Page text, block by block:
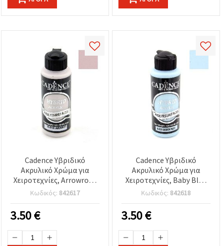
Cadence Υβριδικό
Ακρυλικό Χρώμα για
Χειροτεχνίες, Arrowroat
H-014, 120 ml
Κωδικός: 842617
3.50€
Cadence Υβριδικό
Ακρυλικό Χρώμα για
Χειροτεχνίες, Baby Blue
H-035, 120 ml
Κωδικός: 842618
3.50€